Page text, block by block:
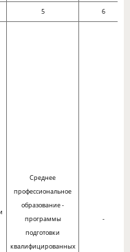
5 6
Среднее
профессиональное
образование -
программы
подготовки
квалифицированных
-